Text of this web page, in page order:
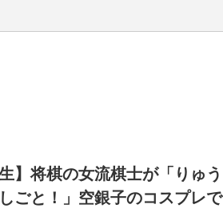
生】将棋の女流棋士が「りゅう
ごと！」空銀子のコスプレで